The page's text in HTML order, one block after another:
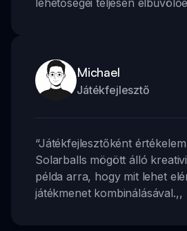
Michael
Játékfejlesztő
“Játékfejlesztőként
Solarballs mögött álló
példa arra, hogy mit lehet
játékmenet kombinálásával.,,